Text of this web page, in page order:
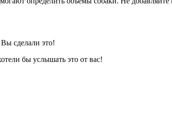
сделали это!
бы услышать это от вас!